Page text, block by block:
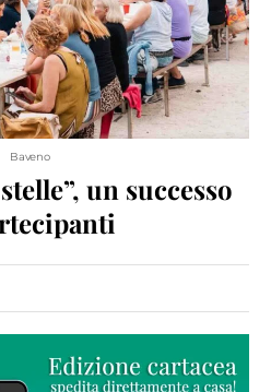
Baveno
un successo